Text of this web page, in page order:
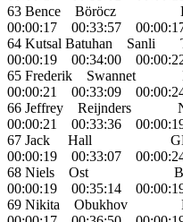
63 Bence Böröcz
00:00:17 00:33:57
64 Kutsal Batuhan
00:00:19 00:34:00
65 Frederik Swannet
00:00:21 00:33:09
66 Jeffrey Reijnders
00:00:21 00:33:36
67 Jack Hall GBR
00:00:19 00:33:07
68 Niels Ost BEL
00:00:19 00:35:14
69 Nikita Obukhov